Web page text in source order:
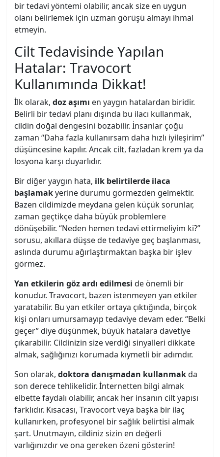
bir tedavi yöntemi olabilir, ancak size en uygun
olanı belirlemek için uzman görüşü almayı ihmal
etmeyin.
Cilt Tedavisinde Yapılan
Hatalar: Travocort
Kullanımında Dikkat!
İlk olarak, doz aşımı en yaygın hatalardan biridir.
Belirli bir tedavi planı dışında bu ilacı kullanmak,
cildin doğal dengesini bozabilir. İnsanlar çoğu
zaman “Daha fazla kullanırsam daha hızlı iyileşirim”
düşüncesine kapılır. Ancak cilt, fazladan krem ya da
losyona karşı duyarlıdır.
Bir diğer yaygın hata, ilk belirtilerde ilaca
başlamakyerine durumu görmezden gelmektir.
Bazen cildimizde meydana gelen küçük sorunlar,
zaman geçtikçe daha büyük problemlere
dönüşebilir. “Neden hemen tedavi ettirmeliyim ki?”
sorusu, akıllara düşse de tedaviye geç başlanması,
aslında durumu ağırlaştırmaktan başka bir işlev
görmez.
Yan etkilerin göz ardı edilmesi de önemli bir
konudur. Travocort, bazen istenmeyen yan etkiler
yaratabilir. Bu yan etkiler ortaya çıktığında, birçok
kişi onları umursamayıp tedaviye devam eder. “Belki
geçer” diye düşünmek, büyük hatalara davetiye
çıkarabilir. Cildinizin size verdiği sinyalleri dikkate
almak, sağlığınızı korumada kıymetli bir adımdır.
Son olarak, doktora danışmadan kullanmakda
son derece tehlikelidir. İnternetten bilgi almak
elbette faydalı olabilir, ancak her insanın cilt yapısı
farklıdır. Kısacası, Travocort veya başka bir ilaç
kullanırken, profesyonel bir sağlık belirtisi almak
şart. Unutmayın, cildiniz sizin en değerli
varlığınızdır ve ona gereken özeni gösterin!